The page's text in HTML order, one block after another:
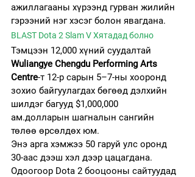
ажиллагааны хүрээнд гурван жилийн
гэрээний нэг хэсэг болон явагдана.
BLAST Dota 2 Slam V Хятадад болно
Тэмцээн 12,000 хүний суудалтай
Wuliangye Chengdu Performing Arts
Centre-т 12-р сарын 5–7-ны хооронд
зохио байгуулагдах бөгөөд дэлхийн
шилдэг багууд $1,000,000
ам.долларын шагналын сангийн
төлөө өрсөлдөх юм.
Энэ арга хэмжээ 50 гаруй улс оронд
30-аас дээш хэл дээр цацагдана.
Одоогоор Dota 2 бооцооны сайтуудад